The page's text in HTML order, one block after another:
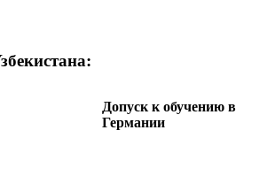
Допуск к обучению в
Германии